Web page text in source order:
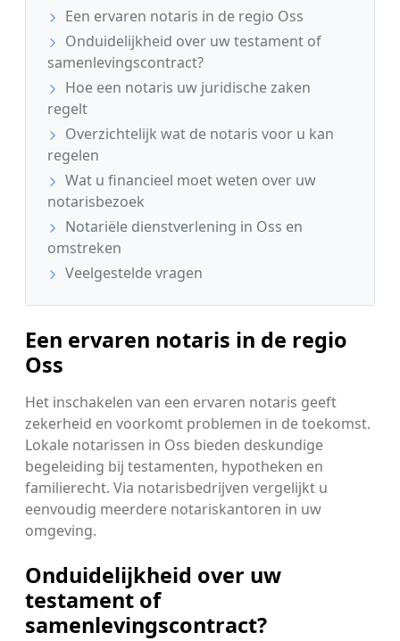
Een ervaren notaris in de regio Oss
Onduidelijkheid over uw testament of
samenlevingscontract?
Hoe een notaris uw juridische zaken
regelt
Overzichtelijk wat de notaris voor u kan
regelen
Wat u financieel moet weten over uw
notarisbezoek
Notariële dienstverlening in Oss en
omstreken
Veelgestelde vragen
Een ervaren notaris in de regio
Oss
Het inschakelen van een ervaren notaris geeft
zekerheid en voorkomt problemen in de toekomst.
Lokale notarissen in Oss bieden deskundige
begeleiding bij testamenten, hypotheken en
familierecht. Via notarisbedrijven vergelijkt u
eenvoudig meerdere notariskantoren in uw
omgeving.
Onduidelijkheid over uw
testament of
samenlevingscontract?